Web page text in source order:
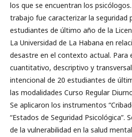
los que se encuentran los
trabajo fue caracterizar la seguridad
estudiantes de último año de la
La Universidad de La Habana en
desastre en el contexto actual. Para
cuantitativo, descriptivo y
intencional de 20 estudiantes de
las modalidades Curso Regular
Se aplicaron los instrumentos
“Estados de Seguridad Psicológica”.
de la vulnerabilidad en la salud